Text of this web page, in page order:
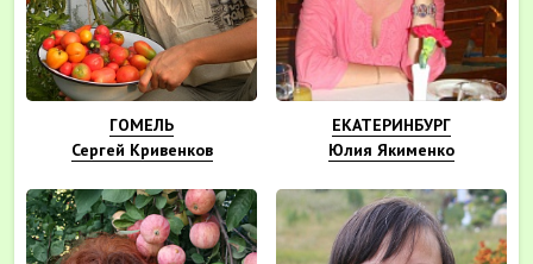
ГОМЕЛЬ
Сергей Кривенков
ЕКАТЕРИНБУРГ
Юлия Якименко